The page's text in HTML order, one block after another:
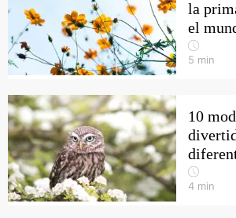
la
el
5 min
10
4 min